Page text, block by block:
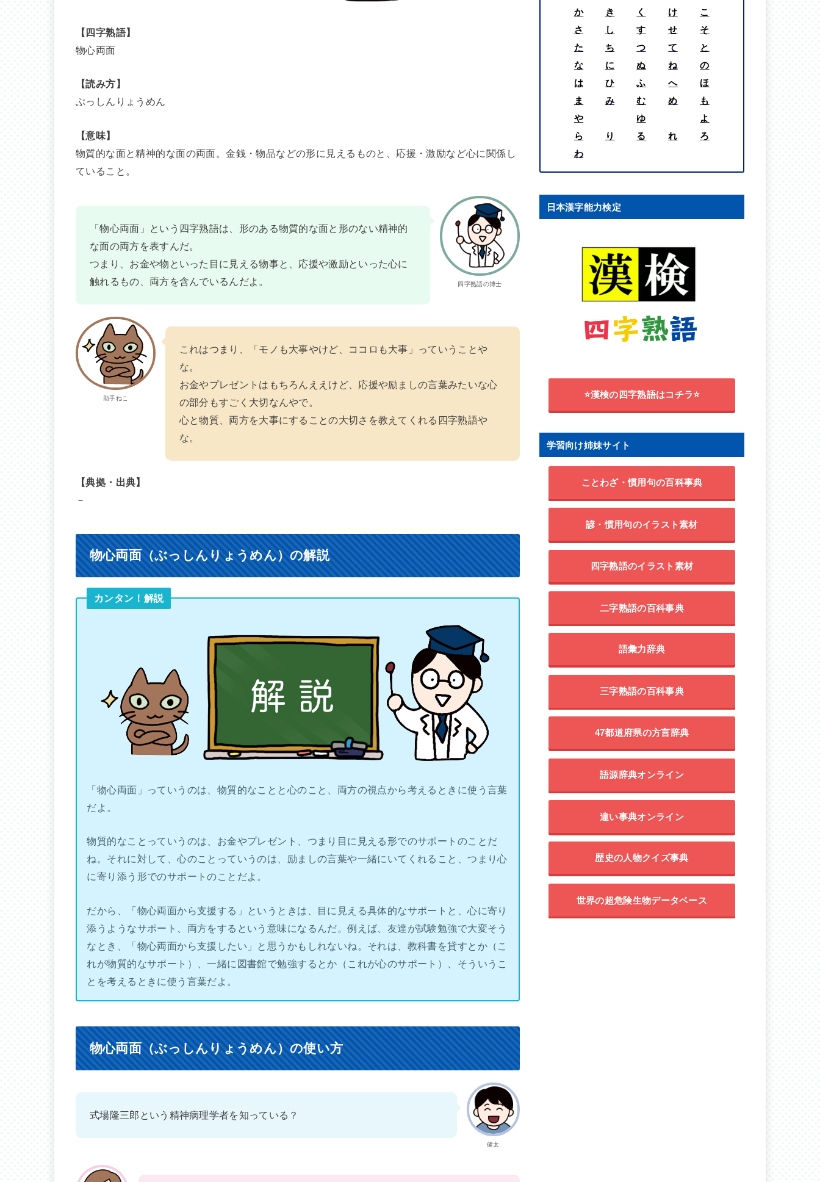
【四字熟語】
物心両面
【読み方】
ぶっしんりょうめん
【意味】
物質的な面と精神的な面の両面。金銭・物品などの形に見えるものと、応援・激励など心に関係し
ていること。
四字熟語の博士
「物心両面」という四字熟語は、形のある物質的な面と形のない精神的
な面の両方を表すんだ。
つまり、お金や物といった目に見える物事と、応援や激励といった心に
触れるもの、両方を含んでいるんだよ。
助手ねこ
これはつまり、「モノも大事やけど、ココロも大事」っていうことや
な。
お金やプレゼントはもちろんええけど、応援や励ましの言葉みたいな心
の部分もすごく大切なんやで。
心と物質、両方を大事にすることの大切さを教えてくれる四字熟語や
な。
【典拠・出典】
－
物心両面（ぶっしんりょうめん）の解説
カンタン！解説
「物心両面」っていうのは、物質的なことと心のこと、両方の視点から考えるときに使う言葉
だよ。
物質的なことっていうのは、お金やプレゼント、つまり目に見える形でのサポートのことだ
ね。それに対して、心のことっていうのは、励ましの言葉や一緒にいてくれること、つまり心
に寄り添う形でのサポートのことだよ。
だから、「物心両面から支援する」というときは、目に見える具体的なサポートと、心に寄り
添うようなサポート、両方をするという意味になるんだ。例えば、友達が試験勉強で大変そう
なとき、「物心両面から支援したい」と思うかもしれないね。それは、教科書を貸すとか（こ
れが物質的なサポート）、一緒に図書館で勉強するとか（これが心のサポート）、そういうこ
とを考えるときに使う言葉だよ。
物心両面（ぶっしんりょうめん）の使い方
健太
式場隆三郎という精神病理学者を知っている？
か
き く け
こ
さ
し す せ
そ
た
ち つ て
と
な
に ぬ ね
の
は
ひ ふ へ
ほ
ま
み む め
も
や
ゆ
よ
ら
り る れ
ろ
わ
日本漢字能力検定
⭐漢検の四字熟語はコチラ⭐
学習向け姉妹サイト
ことわざ・慣用句の百科事典
諺・慣用句のイラスト素材
四字熟語のイラスト素材
二字熟語の百科事典
語彙力辞典
三字熟語の百科事典
47都道府県の方言辞典
語源辞典オンライン
違い事典オンライン
歴史の人物クイズ事典
世界の超危険生物データベース